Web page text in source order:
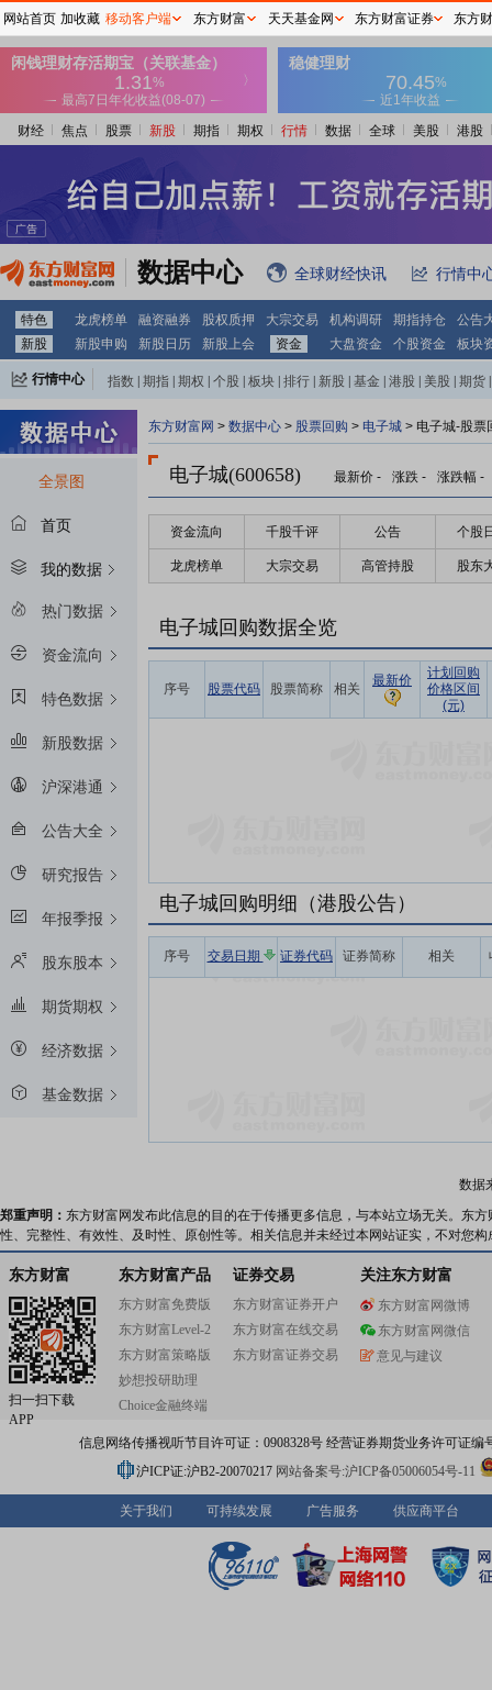
财经 焦点 股票 新股 期指 期权 行情 数据 全球 美股 港股
数据中心 全球财经快讯 行情中
特色 龙虎榜单 融资融券 股权质押 大宗交易 机构调研 期指持仓
公告
新股
新股申购 新股日历 新股上会 资金 大盘资金 个股资金 板块
行情中心 指数 期指 期权 个股 板块 排行 新股 基金 港股 美股 期货
全景图
首页
我的数据
热门数据
资金流向
特色数据
新股数据
沪深港通
公告大全
研究报告
年报季报
股东股本
期货期权
经济数据
基金数据
东方财富网 > 数据中心 > 股票回购 > 电子城 > 电子城-股票
电子城(600658) 最新价 - 涨跌 - 涨跌幅 -
资金流向 千股千评 公告 个股
龙虎榜单 大宗交易 高管持股 股东
电子城回购数据全览
序号 股票代码 股票简称 相关
最新价
计划回购
价格区间
(元)
电子城回购明细（港股公告）
序号 交易日期 证券代码 证券简称 相关
数据
郑重声明： 东方财富网发布此信息的目的在于传播更多信息，与本站立场无关。东
性、完整性、有效性、及时性、原创性等。相关信息并未经过本网站证实，不对您
东方财富
扫一扫下载
APP
东方财富产品
东方财富免费版
东方财富Level-2
东方财富策略版
妙想投研助理
Choice金融终端
证券交易
东方财富证券开户
东方财富在线交易
东方财富证券交易
关注东方财富
东方财富网微博
东方财富网微信
意见与建议
信息网络传播视听节目许可证：0908328号 经营证券期货业务许可证编
沪ICP证:沪B2-20070217 网站备案号:沪ICP备05006054号-11
关于我们 可持续发展 广告服务 供应商平台
网站首页 加收藏 移动客户端 东方财富 天天基金网 东方财富证券 东方